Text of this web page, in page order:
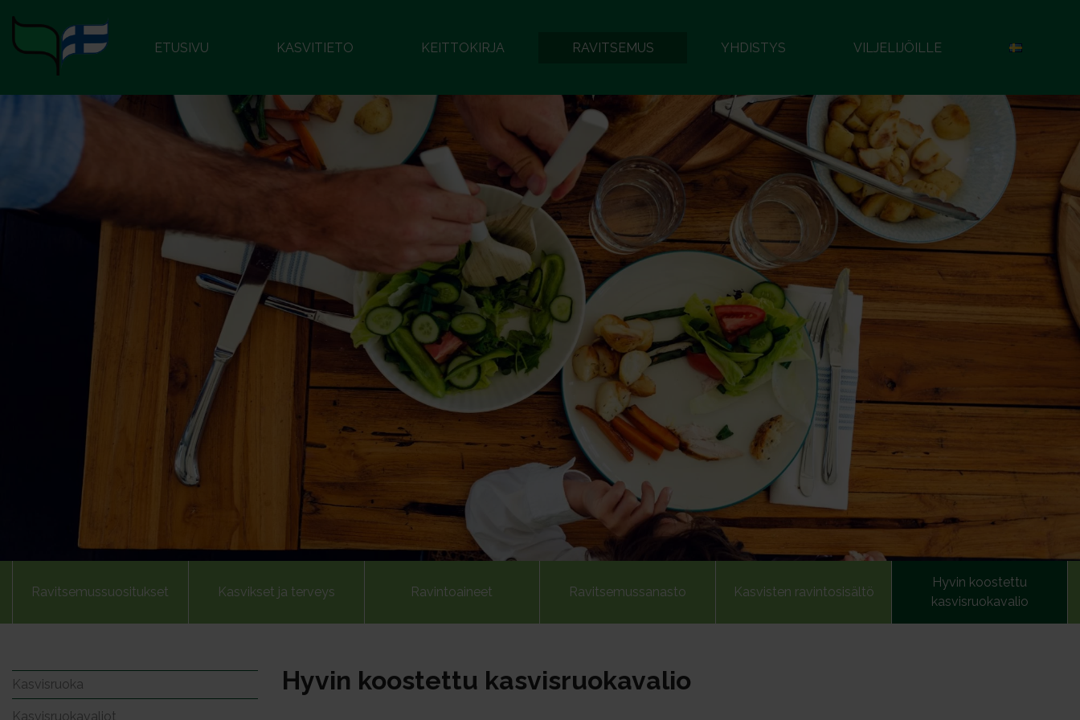
ETUSIVU KASVITIETO KEITTOKIRJA RAVITSEMUS YHDISTYS VILJELIJÖILLE
Ravitsemussuositukset Kasvikset ja terveys Ravintoaineet Ravitsemussanasto Kasvisten ravintosisältö
Hyvin koostettu
kasvisruokavalio
Kasvisruoka
Kasvisruokavaliot
Hyvin koostettu kasvisruokavalio